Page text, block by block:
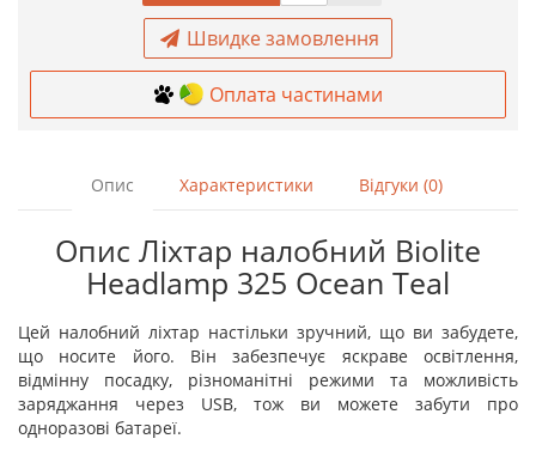
Швидке замовлення
Оплата частинами
Опис Характеристики Відгуки (0)
Опис Ліхтар налобний Biolite
Headlamp 325 Ocean Teal
Цей налобний ліхтар настільки зручний, що ви забудете,
що носите його. Він забезпечує яскраве освітлення,
відмінну посадку, різноманітні режими та можливість
заряджання через USB, тож ви можете забути про
одноразові батареї.